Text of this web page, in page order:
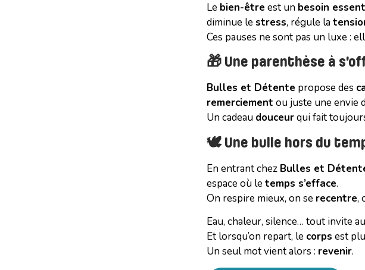
Le bien-être est un besoin
diminue lestress, régule la
Ces pauses ne sont pas un luxe :
🎁 Une parenthèse à
Bulles et Détente propose des
remerciement ou juste une envie
Un cadeau douceurqui fait
🕊️Une bulle hors du
En entrant chez Bulles et
espace où letemps s’efface.
On respire mieux, on se recentre,
Eau, chaleur, silence… tout invite au
Et lorsqu’on repart, le corps est
Un seul mot vient alors : revenir.